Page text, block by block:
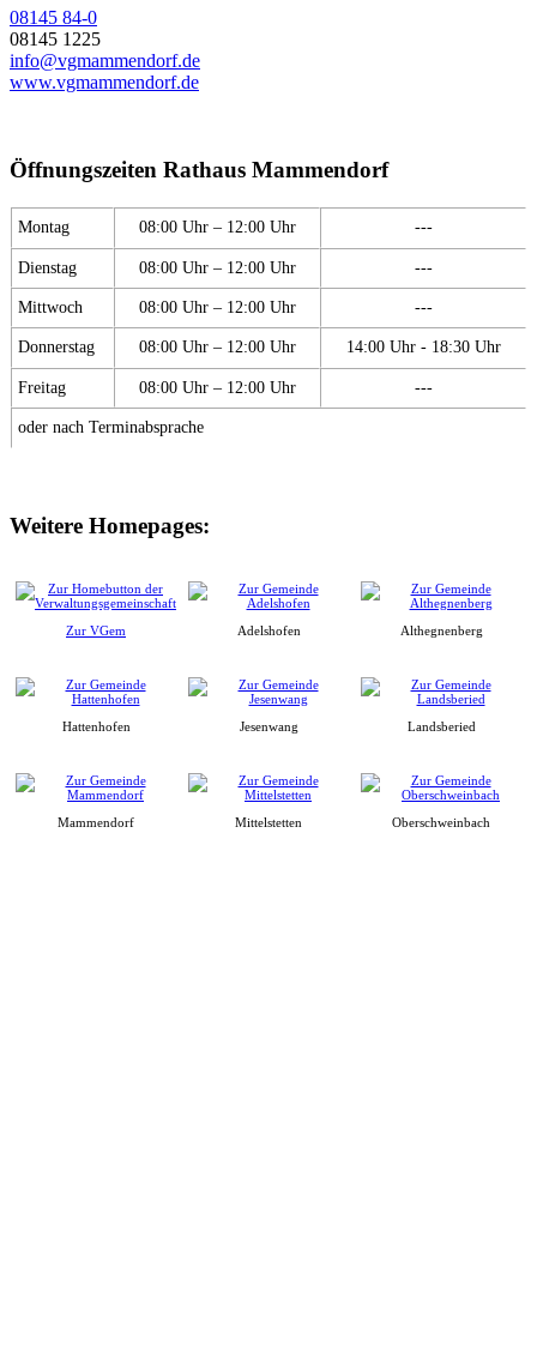
08145 84-0
08145 1225
info@vgmammendorf.de
www.vgmammendorf.de
Öffnungszeiten Rathaus Mammendorf
Montag 08:00 Uhr – 12:00 Uhr ---
Dienstag 08:00 Uhr – 12:00 Uhr ---
Mittwoch 08:00 Uhr – 12:00 Uhr ---
Donnerstag 08:00 Uhr – 12:00 Uhr 14:00 Uhr - 18:30 Uhr
Freitag 08:00 Uhr – 12:00 Uhr ---
oder nach Terminabsprache
Weitere Homepages:
Zur VGem Adelshofen Althegnenberg
Hattenhofen Jesenwang Landsberied
Mammendorf Mittelstetten Oberschweinbach